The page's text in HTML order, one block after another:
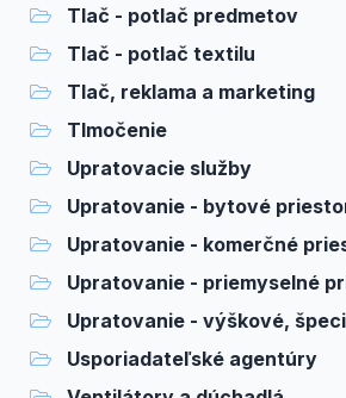
Tlač - potlač predmetov
Tlač - potlač textilu
Tlač, reklama a marketing
Tlmočenie
Upratovacie služby
Upratovanie - bytové
Upratovanie - komerčné
Upratovanie - priemyselné
Upratovanie - výškové,
Usporiadateľské agentúry